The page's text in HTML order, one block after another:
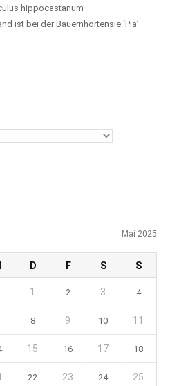
hippocastanum
ist bei der Bauernhortensie ‘Pia’
Mai 2025
D F S S
1 2 3 4
8 9 10 11
15 16 17 18
22 23 24 25